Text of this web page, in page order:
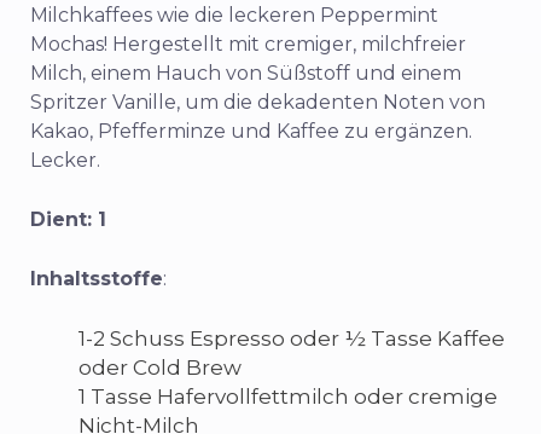
Milchkaffees wie die leckeren Peppermint
Mochas! Hergestellt mit cremiger, milchfreier
Milch, einem Hauch von Süßstoff und einem
Spritzer Vanille, um die dekadenten Noten von
Kakao, Pfefferminze und Kaffee zu ergänzen.
Lecker.
Dient: 1
Inhaltsstoffe:
1-2 Schuss Espresso oder ½ Tasse Kaffee
oder Cold Brew
1 Tasse Hafervollfettmilch oder cremige
Nicht-Milch